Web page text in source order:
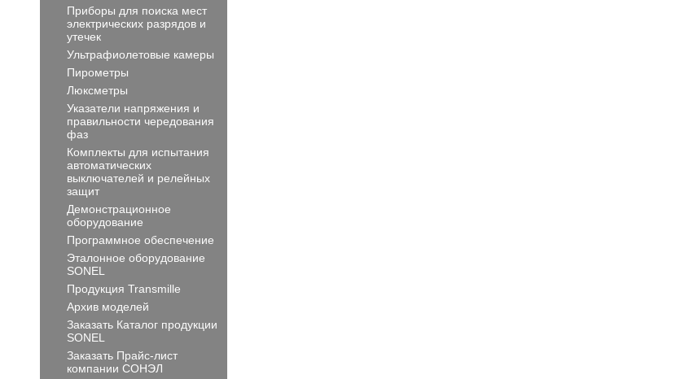
Приборы для поиска мест
электрических разрядов и
утечек
Ультрафиолетовые камеры
Пирометры
Люксметры
Указатели напряжения и
правильности чередования
фаз
Комплекты для испытания
автоматических
выключателей и релейных
защит
Демонстрационное
оборудование
Программное обеспечение
Эталонное оборудование
SONEL
Продукция Transmille
Архив моделей
Заказать Каталог продукции
SONEL
Заказать Прайс-лист
компании СОНЭЛ